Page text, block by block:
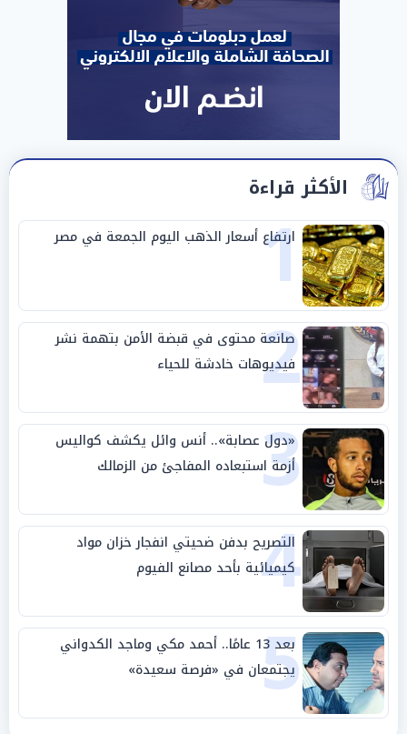
الأكثر قراءة
1
ارتفاع أسعار الذهب اليوم الجمعة في مصر
2
صانعة محتوى في قبضة الأمن بتهمة نشر
فيديوهات خادشة للحياء
3
«دول عصابة».. أنس وائل يكشف كواليس
أزمة استبعاده المفاجئ من الزمالك
4
التصريح بدفن ضحيتي انفجار خزان مواد
كيميائية بأحد مصانع الفيوم
5 بعد 13 عامًا.. أحمد مكي وماجد الكدواني
يجتمعان في «فرصة سعيدة»